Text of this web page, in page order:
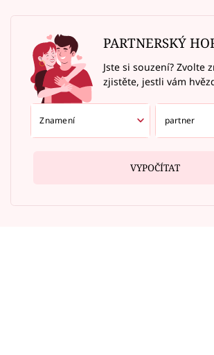
PARTNERSKÝ
Jste si souzení? Zvolte
zjistěte, jestli vám
VYPOČÍTAT